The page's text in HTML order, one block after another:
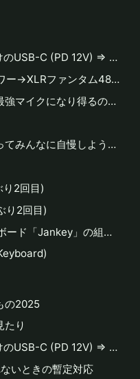
Sound Devices MixPre10-II向けのUSB-C (PD 12V) ⇒ Hirose 4-pin DC出力のケーブルを作る
BUB BU-48Vなるプラグインパワー→XLRファンタム48V変換アダプタ
iRig Mic XYはZOOM F3向けの最強マイクになり得るのか？
めでたいマスコットキャラを作ってみんなに自慢しよう【着ぐるみ編】
り2回目)
り2回目)
ヤンコピアノ配列自作MIDIキーボード「Jankey」の組み立て方法
の2025
たり
Sound Devices MixPre10-II向けのUSB-C (PD 12V) ⇒ Hirose 4-pin DC出力のケーブルを作る
いときの暫定対応